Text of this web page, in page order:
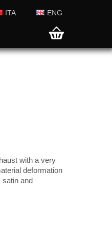
ITA ENG
with a very
deformation
satin and